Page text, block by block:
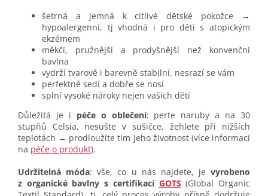
šetrná a jemná k citlivé dětské pokožce →
hypoalergenní, tj vhodná i pro děti s atopickým
ekzémem
měkčí, pružnější a prodyšnější než konvenční
bavlna
vydrží tvarově i barevně stabilní, nesrazí se vám
perfektně sedí a dobře se nosí
splní vysoké nároky nejen vašich dětí
Důležitá je i péče o oblečení: perte naruby a na 30
stupňů Celsia, nesušte v sušičce, žehlete při nižších
teplotách → prodloužíte tím jeho životnost (více informací
na péče o produkt).
Udržitelná móda: vše, co u nás najdete, je vyrobeno
z organické bavlny s certifikací GOTS (Global Organic